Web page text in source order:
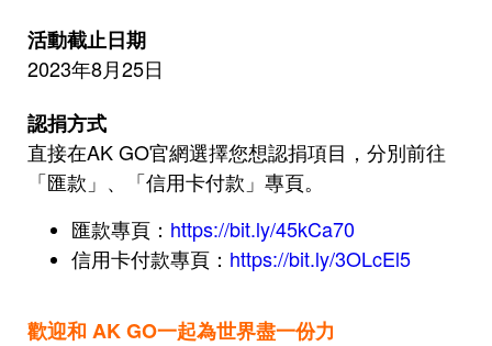
活動截止日期
2023年8月25日
認捐方式
直接在AK GO官網選擇您想認捐項目，分別前往
「匯款」、「信用卡付款」專頁。
匯款專頁： https://bit.ly/45kCa70
信用卡付款專頁： https://bit.ly/3OLcEl5
歡迎和 AK GO一起為世界盡一份力